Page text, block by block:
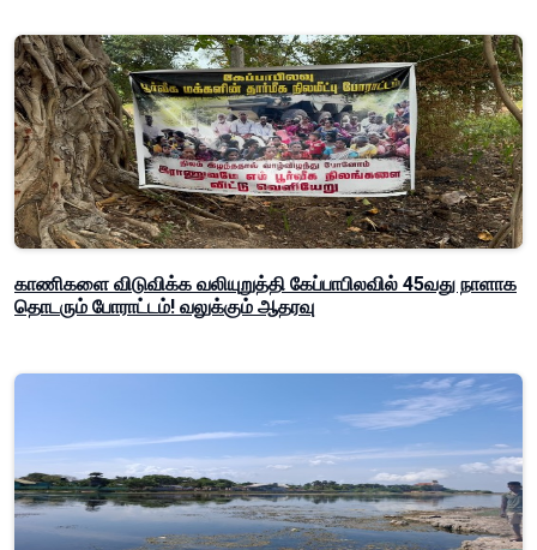
காணிகளை விடுவிக்க வலியுறுத்தி கேப்பாபிலவில் 45வது நாளாக
தொடரும் போராட்டம்! வலுக்கும் ஆதரவு